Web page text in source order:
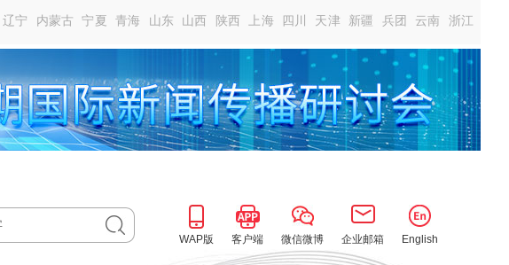
辽宁 内蒙古 宁夏 青海 山东 山西 陕西 上海 四川 天津 新疆 兵团 云南 浙江
WAP版 客户端 微信微博 企业邮箱 English